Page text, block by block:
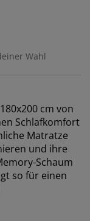
Wahl
cm von
Schlafkomfort
Matratze
und ihre
Schaum
so für einen